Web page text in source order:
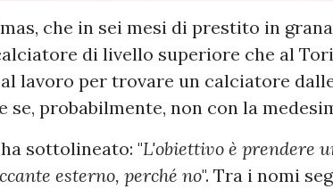
che in sei mesi di prestito in
di livello superiore che al
lavoro per trovare un calciatore
probabilmente, non con la
sottolineato: "L'obiettivo è prendere
esterno, perché no". Tra i nomi